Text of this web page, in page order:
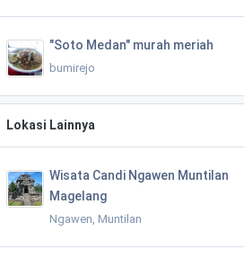
"Soto Medan" murah meriah
bumirejo
Lokasi Lainnya
Wisata Candi Ngawen Muntilan
Magelang
Ngawen, Muntilan